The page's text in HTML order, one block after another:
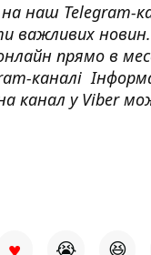
на наш Telegram-
важливих
прямо в
каналі
канал у Viber
😭 😆